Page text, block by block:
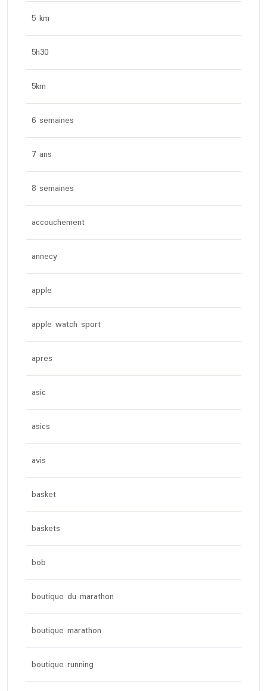
5 km
5h30
5km
6 semaines
7 ans
8 semaines
accouchement
annecy
apple
apple watch sport
apres
asic
asics
avis
basket
baskets
bob
boutique du marathon
boutique marathon
boutique running